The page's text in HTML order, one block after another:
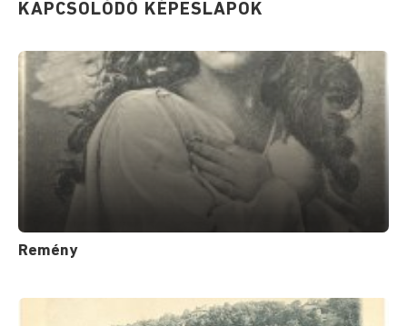
KAPCSOLÓDÓ KÉPESLAPOK
Remény